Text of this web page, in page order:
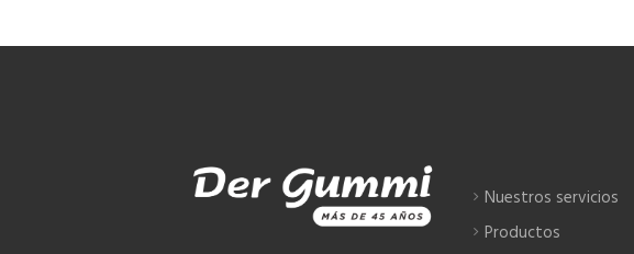
Nuestros servicios
Productos